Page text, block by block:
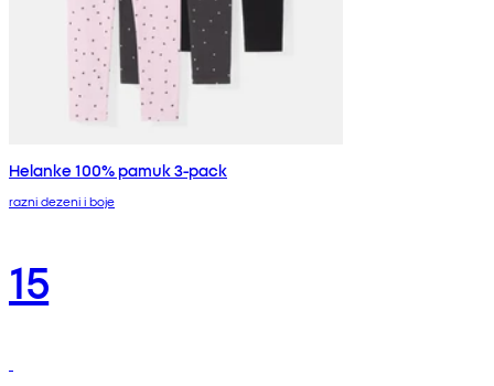
Helanke 100% pamuk 3-pack
razni dezeni i boje
15